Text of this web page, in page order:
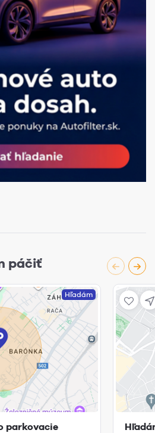
páčiť
Hľadám
parkovacie